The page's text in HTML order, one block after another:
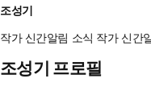
으
로
이
동
조성기
작가 신간알림 소식 작가 신간
조성기 프로필